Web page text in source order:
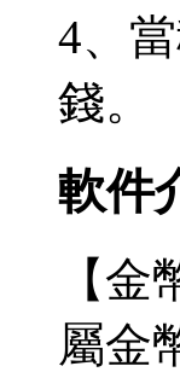
4、
錢。
軟件
【
屬金